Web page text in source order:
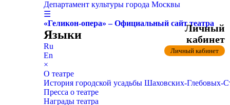
Департамент культуры города Москвы
☰
«Геликон-опера» – Официальный сайт театра
Языки
Ru
En
×
О театре
История городской усадьбы Шаховских-
Пресса о театре
Награды театра
Личный
кабинет
Личный кабинет